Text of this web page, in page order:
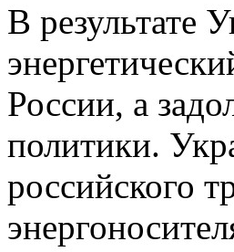
В результате
России, а
политики.
российского